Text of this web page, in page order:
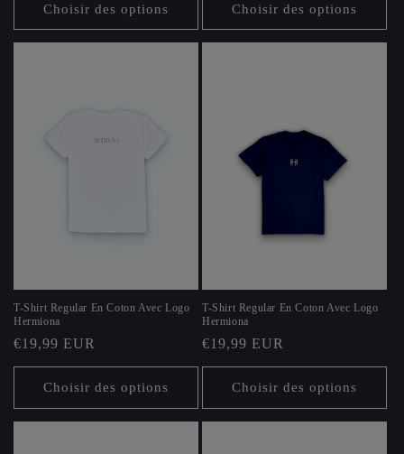
Choisir des options Choisir des options
T-Shirt Regular En Coton Avec Logo
Hermiona
Prix
habituel
€19,99 EUR
Choisir des options
T-Shirt Regular En Coton Avec Logo
Hermiona
Prix
habituel
€19,99 EUR
Choisir des options